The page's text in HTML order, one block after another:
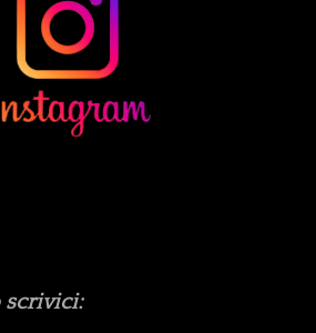
scrivici: